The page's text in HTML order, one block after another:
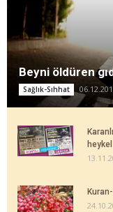
Beyni öldüren
Sağlık-Sıhhat